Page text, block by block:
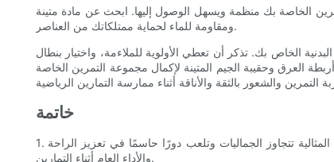
الخاصة بك منظمة ويسهل الوصول إليها. ابحث عن مادة متينة
ومقاومة للماء لحماية ممتلكاتك من العناصر.
الخاص بك. تذكر أن تعطي الأولوية للملاءمة، واختيار بنطال
العرق وحقيبة الجيم المتينة لإكمال مجموعة التمرين الخاصة
خاتمة
1. أهمية العثور على معدات التمرين المناسبة: يسلط المقال الضوء على أهمية وجود بنطال رياضي مريح وأنيق لجلسات التمرين للرجال. ويؤكد أن الملاءمة المثالية تتجاوز الجماليات وتلعب دورًا حاسمًا في تعزيز الراحة
والأداء العام أثناء التمارين.